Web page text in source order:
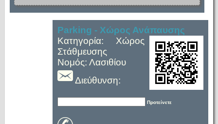
Parking - Χώρος Ανάπαυσης
Κατηγορία: Χώρος
Στάθμευσης
Νομός: Λασιθίου
Διεύθυνση:
Προτείνετε